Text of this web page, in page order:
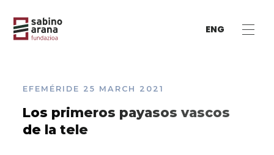
ENG
EFEMÉRIDE 25 MARCH 2021
Los primeros payasos vascos
de la tele